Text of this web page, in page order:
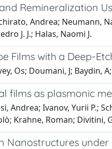
Remineralization
Andrea; Neumann,
J. J.; Halas, Naomi J.
Films with a Deep-
Os; Doumani, J; Baydin,
films as plasmonic
Andrea; Ivanov, Yurii P.;
Krahne, Roman; Divitini,
Nanostructures